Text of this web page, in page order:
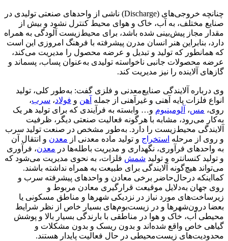
چنانچه خروجی‌های (Discharge) ناشی از واحدهای صنعتی تولیدی در
صنایع مختلف، به آب، خاک و هوای محیط کنترل نشود و بیش از
مقدار مجاز پیش‌بینی شده باشد، برای محیط‌زیست آلودگی به همراه
دارد، بنابراین هنر انسان مدرن پیشرفته با فرهنگ امروزی این است
که همانطور که تولید و تبدیل و عرضه محصول را مدیریت می‌کند،
عرضه محصولات جانبی ناخواسته تولیدی به‌عنوان پساب، پسماند و
گازهای آلاینده را نیز مدیریت کند.
وی درباره آلایندگی صنایع‌معدنی و فلزی گفت: به‌طور کلی، تولید
انواع فلزات پایه آهنی و غیرآهنی از جمله آهن و فولاد، سرب،
روی، مس، آلومینیوم و… وابسته به فرآیندی که برای تولید هر یک
به‌کار می‌رود، مشابه با هرگونه فعالیت صنعتی دیگر، ظرفیت
آلایندگی محیط‌زیست را دارد. به‌طور مشخص در صنعت تولید سرب
و روی از مرحله استخراج و تولید ماده معدنی از معدن و انتقال آن
به واحدهای فرآوری، نگهداری و مدیریت باطله‌ها در معدن، فرآوری
و تولید کنسانتره و تولید شمش فلزات، به نحوی مدیریت می‌شود که
می‌تواند هیچ‌گونه آلایندگی برای طبیعت به همراه نداشته باشند.
کمااینکه درحال‌حاضر برخی معادن و واحدهای پیشرفته سرب و
روی جهان به‌دلایل موقیعت قرارگیری معادن مربوط و
زیرساخت‌های مورد نیاز در نزدیکی شهرها و مناطق مسکونی یا
بعضا درون‌شهرها و در زیست‌بوم‌های بسیار خاص از نظر شرایط
محیطی آب، خاک و هوا در مناطقی با بارندگی بسیار بالا و پوشش
گیاهی خاص واقع شده‌اند و بدون ریسک و بدون مشکلات و
محدودیت‌های زیست‌محیطی در حال فعالیت پایدار هستند.